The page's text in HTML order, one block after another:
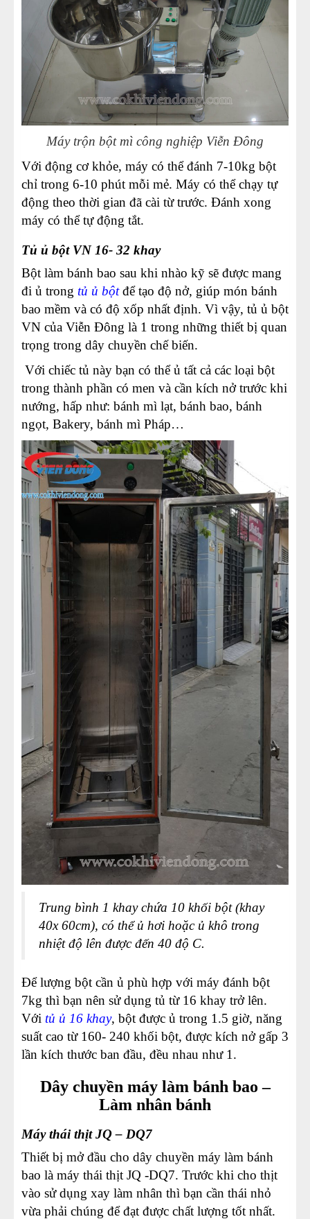
Máy trộn bột mì công nghiệp Viễn Đông
Với động cơ khỏe, máy có thể đánh 7-10kg bột
chỉ trong 6-10 phút mỗi mẻ. Máy có thể chạy tự
động theo thời gian đã cài từ trước. Đánh xong
máy có thể tự động tắt.
Tủ ủ bột VN 16- 32 khay
Bột làm bánh bao sau khi nhào kỹ sẽ được mang
đi ủ trong tủ ủ bộtđể tạo độ nở, giúp món bánh
bao mềm và có độ xốp nhất định. Vì vậy, tủ ủ bột
VN của Viễn Đông là 1 trong những thiết bị quan
trọng trong dây chuyền chế biến.
Với chiếc tủ này bạn có thể ủ tất cả các loại bột
trong thành phần có men và cần kích nở trước khi
nướng, hấp như: bánh mì lạt, bánh bao, bánh
ngọt, Bakery, bánh mì Pháp…
Trung bình 1 khay chứa 10 khối bột (khay
40x 60cm), có thể ủ hơi hoặc ủ khô trong
nhiệt độ lên được đến 40 độ C.
Để lượng bột cần ủ phù hợp với máy đánh bột
7kg thì bạn nên sử dụng tủ từ 16 khay trở lên.
Với tủ ủ 16 khay, bột được ủ trong 1.5 giờ, năng
suất cao từ 160- 240 khối bột, được kích nở gấp 3
lần kích thước ban đầu, đều nhau như 1.
Dây chuyền máy làm bánh bao –
Làm nhân bánh
Máy thái thịt JQ – DQ7
Thiết bị mở đầu cho dây chuyền máy làm bánh
bao là máy thái thịt JQ -DQ7. Trước khi cho thịt
vào sử dụng xay làm nhân thì bạn cần thái nhỏ
vừa phải chúng để đạt được chất lượng tốt nhất.